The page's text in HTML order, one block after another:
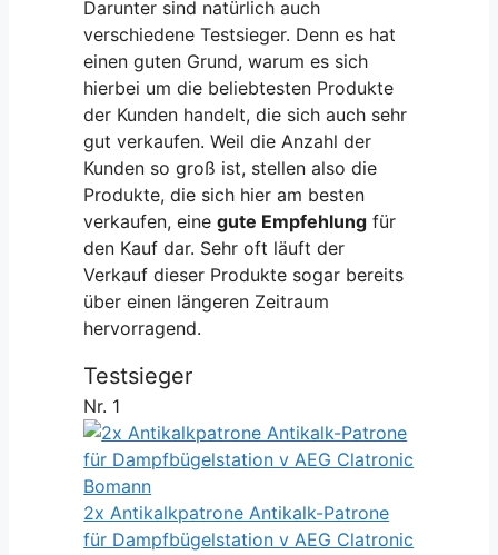
Darunter sind natürlich auch
verschiedene Testsieger. Denn es hat
einen guten Grund, warum es sich
hierbei um die beliebtesten Produkte
der Kunden handelt, die sich auch sehr
gut verkaufen. Weil die Anzahl der
Kunden so groß ist, stellen also die
Produkte, die sich hier am besten
verkaufen, einegute Empfehlung für
den Kauf dar. Sehr oft läuft der
Verkauf dieser Produkte sogar bereits
über einen längeren Zeitraum
hervorragend.
Testsieger
Nr. 1
2x Antikalkpatrone Antikalk-Patrone
für Dampfbügelstation v AEG Clatronic